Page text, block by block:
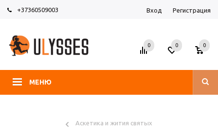
+37360509003 Вход Регистрация
МЕНЮ
0 0 0
Аскетика и жития святых